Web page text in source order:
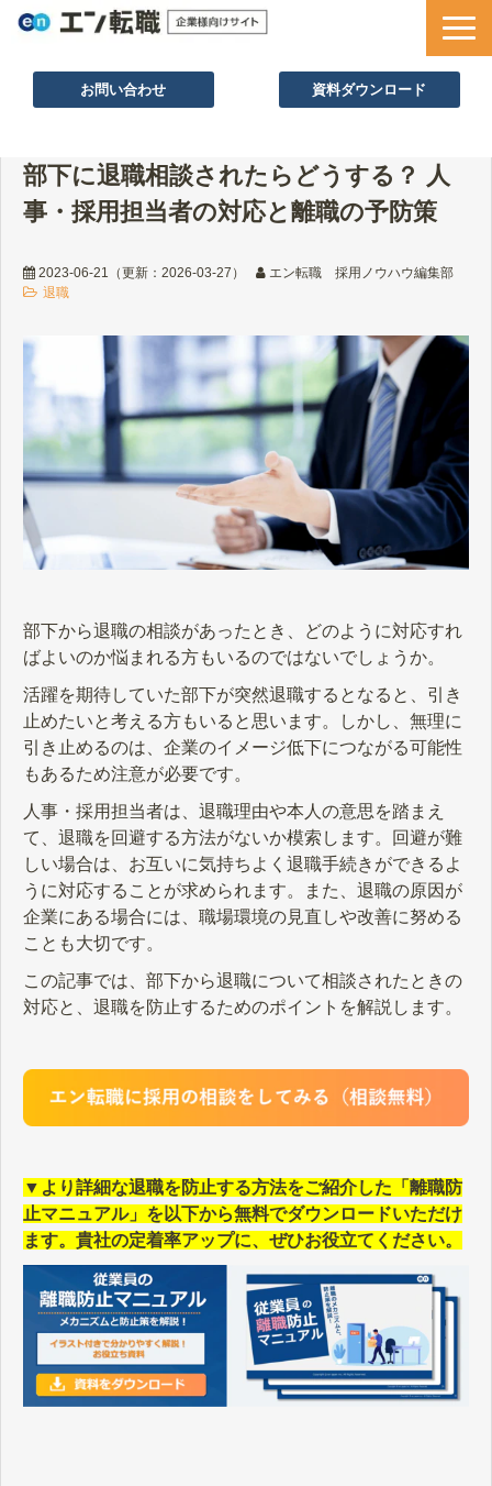
お問い合わせ 資料ダウンロード
採用ノウハウ
採用事例
セミナー情報
部下に退職相談されたらどうする？ 人
事・採用担当者の対応と離職の予防策
2023-06-21 （更新： 2026-03-27 ）
エン転職 採用ノウハウ編集部
退職
部下から退職の相談があったとき、どのように対応すれ
ばよいのか悩まれる方もいるのではないでしょうか。
活躍を期待していた部下が突然退職するとなると、引き
止めたいと考える方もいると思います。しかし、無理に
引き止めるのは、企業のイメージ低下につながる可能性
もあるため注意が必要です。
人事・採用担当者は、退職理由や本人の意思を踏まえ
て、退職を回避する方法がないか模索します。回避が難
しい場合は、お互いに気持ちよく退職手続きができるよ
うに対応することが求められます。また、退職の原因が
企業にある場合には、職場環境の見直しや改善に努める
ことも大切です。
この記事では、部下から退職について相談されたときの
対応と、退職を防止するためのポイントを解説します。
▼より詳細な退職を防止する方法をご紹介した「離職防
止マニュアル」を以下から無料でダウンロードいただけ
ます。貴社の定着率アップに、ぜひお役立てください。